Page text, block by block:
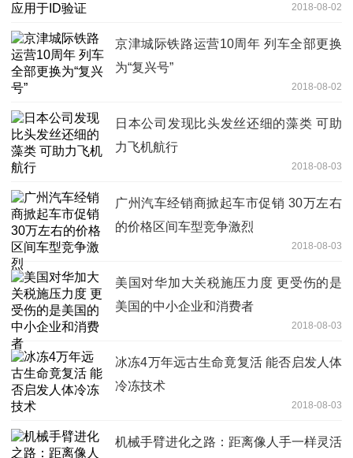
2018-08-02
京津城际铁路运营10周年 列车全部更换
为“复兴号”
2018-08-02
日本公司发现比头发丝还细的藻类 可助
力飞机航行
2018-08-03
广州汽车经销商掀起车市促销 30万左右
的价格区间车型竞争激烈
2018-08-03
美国对华加大关税施压力度 更受伤的是
美国的中小企业和消费者
2018-08-03
冰冻4万年远古生命竟复活 能否启发人体
冷冻技术
2018-08-03
机械手臂进化之路：距离像人手一样灵活